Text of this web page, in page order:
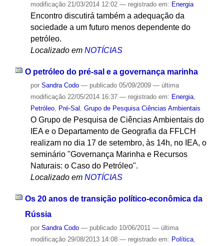
modificação21/03/2014 12:02 — registrado em: Energia
Encontro discutirá também a adequação da
sociedade a um futuro menos dependente do
petróleo.
Localizado em NOTÍCIAS
O petróleo do pré-sal e a governança marinha
por Sandra Codo — publicado05/09/2009 — última
modificação22/05/2014 16:37 — registrado em: Energia,
Petróleo, Pré-Sal , Grupo de Pesquisa Ciências Ambientais
O Grupo de Pesquisa de Ciências Ambientais do
IEA e o Departamento de Geografia da FFLCH
realizam no dia 17 de setembro, às 14h, no IEA, o
seminário "Governança Marinha e Recursos
Naturais: o Caso do Petróleo".
Localizado em NOTÍCIAS
Os 20 anos de transição político-econômica da
Rússia
por Sandra Codo — publicado10/06/2011 — última
modificação29/08/2013 14:08 — registrado em: Política,